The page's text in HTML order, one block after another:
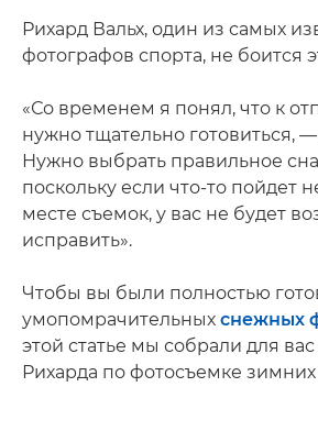
Рихард Вальх, один из самых
фотографов спорта, не боится
«Со временем я понял, что к
нужно тщательно готовиться,
Нужно выбрать правильное
поскольку если что-то пойдет
месте съемок, у вас не будет
исправить».
Чтобы вы были полностью
умопомрачительных снежных
этой статье мы собрали для
Рихарда по фотосъемке